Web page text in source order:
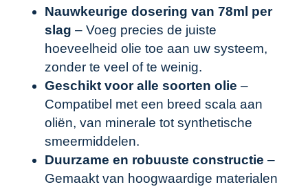
Nauwkeurige dosering van 78ml per
slag – Voeg precies de juiste
hoeveelheid olie toe aan uw systeem,
zonder te veel of te weinig.
Geschikt voor alle soorten olie –
Compatibel met een breed scala aan
oliën, van minerale tot synthetische
smeermiddelen.
Duurzame en robuuste constructie –
Gemaakt van hoogwaardige materialen